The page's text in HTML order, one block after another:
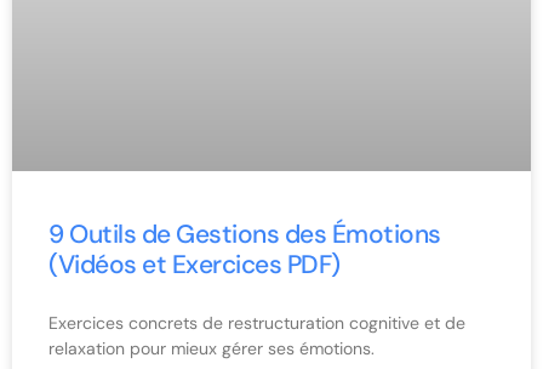
9 Outils de Gestions des Émotions
(Vidéos et Exercices PDF)
Exercices concrets de restructuration cognitive et de
relaxation pour mieux gérer ses émotions.